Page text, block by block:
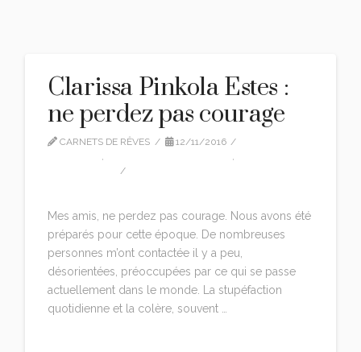
Clarissa Pinkola Estes :
ne perdez pas courage
CARNETS DE RÊVES
12/11/2016
,
,
Mes amis, ne perdez pas courage. Nous avons été
préparés pour cette époque. De nombreuses
personnes m’ont contactée il y a peu,
désorientées, préoccupées par ce qui se passe
actuellement dans le monde. La stupéfaction
quotidienne et la colère, souvent …